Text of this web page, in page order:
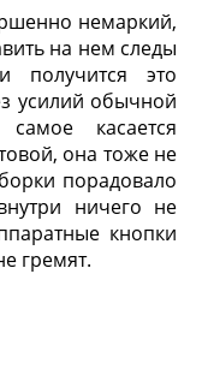
немаркий,
на нем следы
получится это
усилий обычной
касается
она тоже не
порадовало
ничего не
кнопки
гремят.